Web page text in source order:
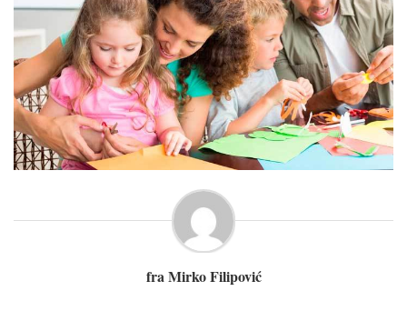
fra Mirko Filipović